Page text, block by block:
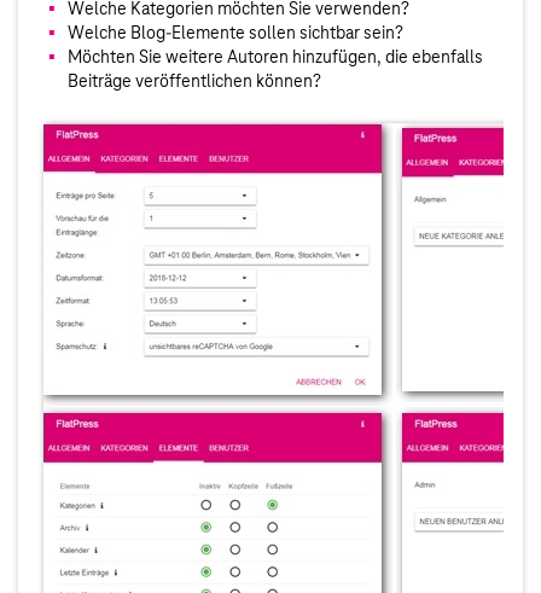
Welche Kategorien möchten Sie verwenden?
Welche Blog-Elemente sollen sichtbar sein?
Möchten Sie weitere Autoren hinzufügen, die ebenfalls
Beiträge veröffentlichen können?